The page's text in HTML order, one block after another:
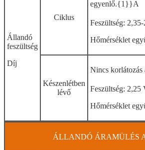
Állandó
feszültség
Díj
Ciklus
egyenlő.{1}}A
Feszültség:
Hőmérséklet
Készenlétben
lévő
Nincs korlátozás
Feszültség:
Hőmérséklet
ÁLLANDÓ ÁRAMÜLÉS